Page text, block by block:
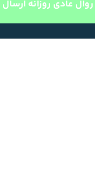
عادی روزانه ارسال